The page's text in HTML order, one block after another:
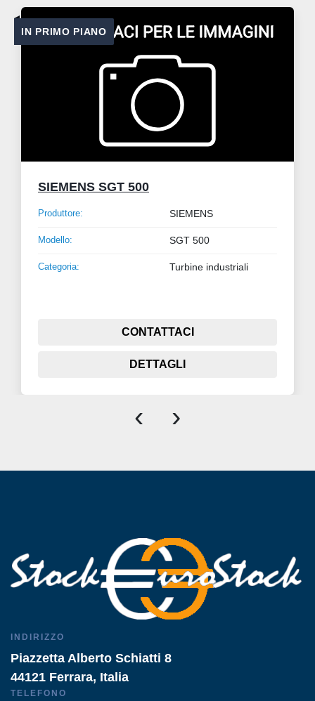
IN PRIMO PIANO
SIEMENS SGT 500
Produttore: SIEMENS
Modello: SGT 500
Categoria: Turbine industriali
CONTATTACI
DETTAGLI
‹ ›
INDIRIZZO
Piazzetta Alberto Schiatti 8
44121 Ferrara, Italia
TELEFONO